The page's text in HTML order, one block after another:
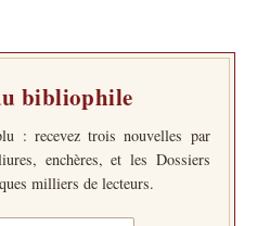
bibliophile
: recevez trois nouvelles par
enchères, et les Dossiers
milliers de lecteurs.